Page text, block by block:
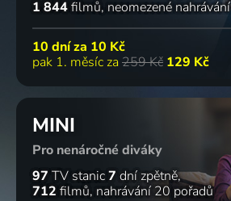
1 844filmů neomezené nahrávání
10 dní za 10 Kč
pak 1. měsíc za 259 Kč 129 Kč
MINI
Pro nenáročné diváky
97 TV stanic7 dní zpětně
712 filmů nahrávání 20 pořadů